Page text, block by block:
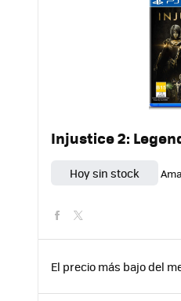
Injustice 2:
Hoy sin stock
facebook
twitter
El precio más bajo del